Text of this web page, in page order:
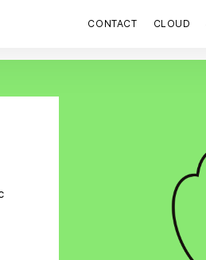
CONTACT CLOUD